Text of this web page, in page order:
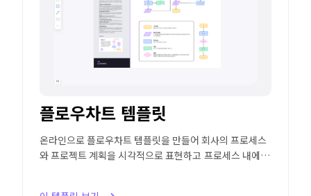
플로우차트 템플릿
온라인으로 플로우차트 템플릿을 만들어 회사의 프로세스
와 프로젝트 계획을 시각적으로 표현하고 프로세스 내에서